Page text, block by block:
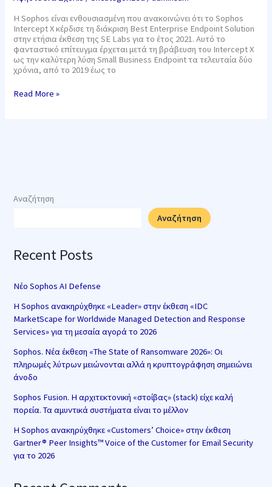
Η Sophos είναι ενθουσιασμένη που ανακοινώνει ότι το Sophos
Intercept X κέρδισε τη διάκριση Best Enterprise Endpoint Solution
στην ετήσια έκθεση της SE Labs για το έτος 2021. Αυτό το
φανταστικό επίτευγμα έρχεται μετά τη βράβευση του Intercept X
ως την καλύτερη λύση Small Business Endpoint τα τελευταία δύο
χρόνια, από το 2019 έως το
με
την
SE
Labs
Read More »
Αναζήτηση
Αναζήτηση
Recent Posts
Νέο Sophos AI Defense
Η Sophos ανακηρύχθηκε «Leader» στην έκθεση «IDC
MarketScape for Worldwide Managed Detection and Response
Services» για τη μεσαία αγορά το 2026
Sophos. Νέα έκθεση «The State of Ransomware 2026»: Οι
πληρωμές λύτρων μειώνονται αλλά η κρυπτογράφηση σημειώνει
άνοδο
Sophos Fusion. Η αρχιτεκτονική «στοίβας» (stack) είχε καλή
πορεία. Τα αμυντικά συστήματα είναι το μέλλον
Η Sophos ανακηρύχθηκε «Customers’ Choice» στην έκθεση
Gartner® Peer Insights™ Voice of the Customer for Email Security
για το 2026